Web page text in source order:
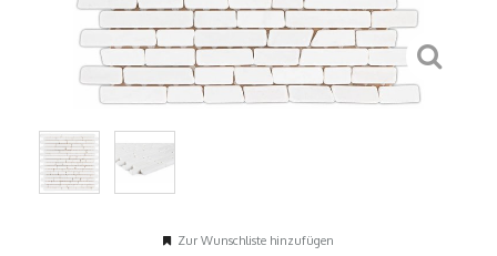
Zur Wunschliste hinzufügen